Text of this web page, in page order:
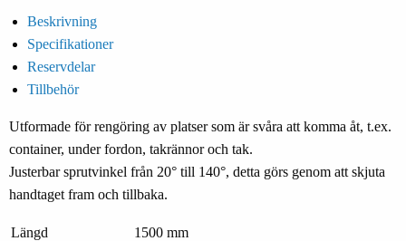
Beskrivning
Specifikationer
Reservdelar
Tillbehör
Utformade för rengöring av platser som är svåra att komma åt, t.ex.
container, under fordon, takrännor och tak.
Justerbar sprutvinkel från 20° till 140°, detta görs genom att skjuta
handtaget fram och tillbaka.
Längd
1500 mm